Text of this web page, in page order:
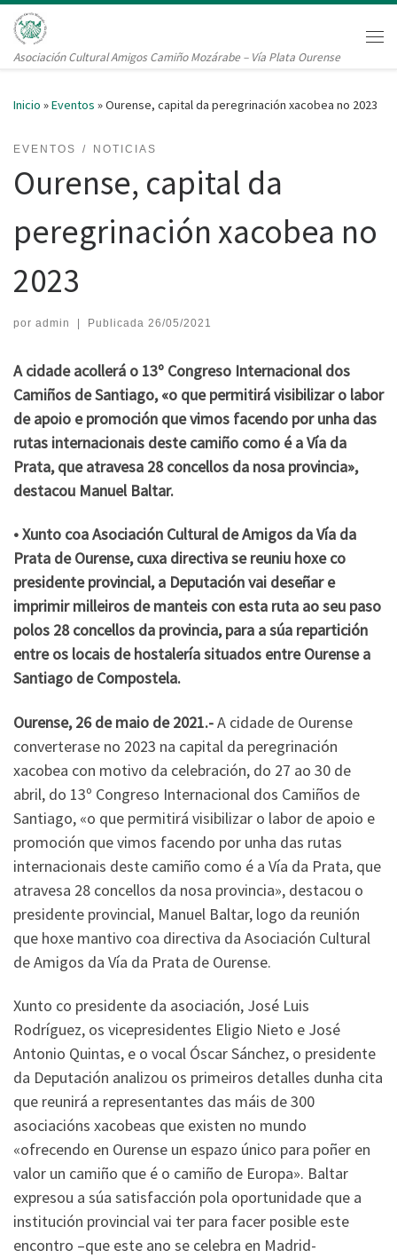
Saltar al contenido
Asociación Cultural Amigos Camiño Mozárabe – Vía Plata Ourense
Inicio »Eventos »Ourense, capital da peregrinación xacobea no 2023
EVENTOS NOTICIAS
Ourense, capital da
peregrinación xacobea no
2023
por admin | Publicada 26/05/2021
A cidade acollerá o 13º Congreso Internacional dos
Camiños de Santiago, «o que permitirá visibilizar o labor
de apoio e promoción que vimos facendo por unha das
rutas internacionais deste camiño como é a Vía da
Prata, que atravesa 28 concellos da nosa provincia»,
destacou Manuel Baltar.
• Xunto coa Asociación Cultural de Amigos da Vía da
Prata de Ourense, cuxa directiva se reuniu hoxe co
presidente provincial, a Deputación vai deseñar e
imprimir milleiros de manteis con esta ruta ao seu paso
polos 28 concellos da provincia, para a súa repartición
entre os locais de hostalería situados entre Ourense a
Santiago de Compostela.
Ourense, 26 de maio de 2021.-A cidade de Ourense
converterase no 2023 na capital da peregrinación
xacobea con motivo da celebración, do 27 ao 30 de
abril, do 13º Congreso Internacional dos Camiños de
Santiago, «o que permitirá visibilizar o labor de apoio e
promoción que vimos facendo por unha das rutas
internacionais deste camiño como é a Vía da Prata, que
atravesa 28 concellos da nosa provincia», destacou o
presidente provincial, Manuel Baltar, logo da reunión
que hoxe mantivo coa directiva da Asociación Cultural
de Amigos da Vía da Prata de Ourense.
Xunto co presidente da asociación, José Luis
Rodríguez, os vicepresidentes Eligio Nieto e José
Antonio Quintas, e o vocal Óscar Sánchez, o presidente
da Deputación analizou os primeiros detalles dunha cita
que reunirá a representantes das máis de 300
asociacións xacobeas que existen no mundo
«ofrecendo en Ourense un espazo único para poñer en
valor un camiño que é o camiño de Europa». Baltar
expresou a súa satisfacción pola oportunidade que a
institución provincial vai ter para facer posible este
encontro –que este ano se celebra en Madrid-